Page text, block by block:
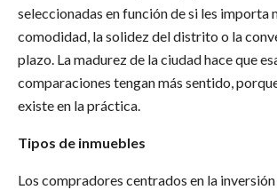
seleccionadas en función de si les importa
comodidad, la solidez del distrito o la
plazo. La madurez de la ciudad hace que
comparaciones tengan más sentido,
existe en la práctica.
Tipos de inmuebles
Los compradores centrados en la inversión